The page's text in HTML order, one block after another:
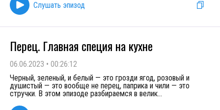
Слушать эпизод
Перец. Главная специя на кухне
06.06.2023 • 00:26:12
Черный, зеленый, и белый — это грозди ягод, розовый и
душистый — это вообще не перец, паприка и чили — это
стручки. В этом эпизоде разбираемся в велик...